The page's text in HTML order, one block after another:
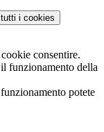
i cookies
consentire.
funzionamento della
potete